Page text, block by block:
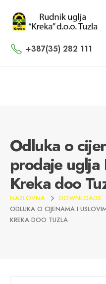
+387(35) 282 111
Odluka o
prodaje uglja
Kreka doo
NASLOVNA
DOWNLOADS
ODLUKA O CIJENAMA I
KREKA DOO TUZLA